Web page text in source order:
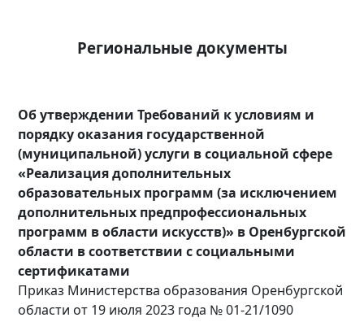
Региональные документы
Об утверждении Требований к условиям и
порядку оказания государственной
(муниципальной) услуги в социальной сфере
«Реализация дополнительных
образовательных программ (за исключением
дополнительных предпрофессиональных
программ в области искусств)» в Оренбургской
области в соответствии с социальными
сертификатами
Приказ Министерства образования Оренбургской
области от 19 июля 2023 года № 01-21/1090